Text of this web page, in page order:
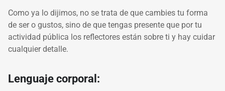
Como ya lo dijimos, no se trata de que cambies tu forma
de ser o gustos, sino de que tengas presente que por tu
actividad pública los reflectores están sobre ti y hay cuidar
cualquier detalle.
Lenguaje corporal: